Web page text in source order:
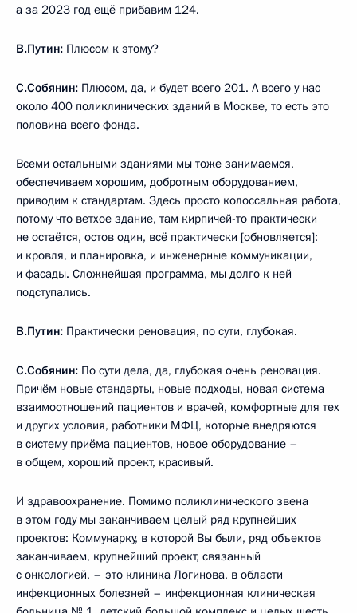
а за 2023 год ещё прибавим 124.
В.Путин: Плюсом к этому?
С.Собянин: Плюсом, да, и будет всего 201. А всего у нас
около 400 поликлинических зданий в Москве, то есть это
половина всего фонда.
Всеми остальными зданиями мы тоже занимаемся,
обеспечиваем хорошим, добротным оборудованием,
приводим к стандартам. Здесь просто колоссальная работа,
потому что ветхое здание, там кирпичей-то практически
не остаётся, остов один, всё практически [обновляется]:
и кровля, и планировка, и инженерные коммуникации,
и фасады. Сложнейшая программа, мы долго к ней
подступались.
В.Путин: Практически реновация, по сути, глубокая.
С.Собянин: По сути дела, да, глубокая очень реновация.
Причём новые стандарты, новые подходы, новая система
взаимоотношений пациентов и врачей, комфортные для тех
и других условия, работники МФЦ, которые внедряются
в систему приёма пациентов, новое оборудование –
в общем, хороший проект, красивый.
И здравоохранение. Помимо поликлинического звена
в этом году мы заканчиваем целый ряд крупнейших
проектов: Коммунарку, в которой Вы были, ряд объектов
заканчиваем, крупнейший проект, связанный
с онкологией, – это клиника Логинова, в области
инфекционных болезней – инфекционная клиническая